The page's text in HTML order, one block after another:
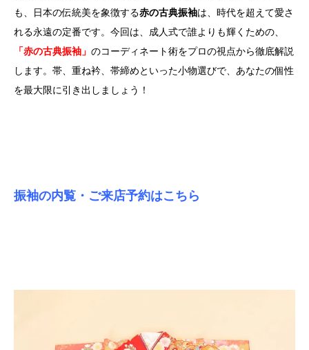
も、日本の伝統美を象徴する赤の古典振袖は、時代を超えて愛さ
れる永遠の定番です。今回は、成人式で誰よりも輝くための、
「赤の古典振袖」 のコーディネート術をプロの視点から徹底解説
します。帯、重ね衿、帯締めといった小物選びで、あなたの個性
を最大限に引き出しましょう！
振袖の内覧・ご来店予約はこちら